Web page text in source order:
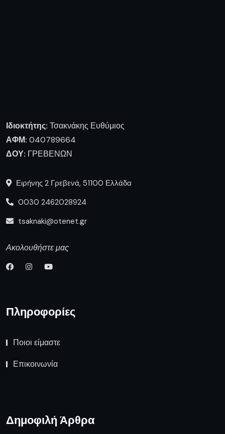
Ιδιοκτήτης: Τσακνάκης Ευθύμιος
ΑΦΜ: 040789664
ΔΟΥ: ΓΡΕΒΕΝΩΝ
Ειρήνης 2 Γρεβενά, 51100 Ελλάδα
0030 2462028924
tsaknaki@otenet.gr
Ακολουθήστε μας
Πληροφορίες
Ποιοι είμαστε
Επικοινωνία
Δημοφιλή Άρθρα